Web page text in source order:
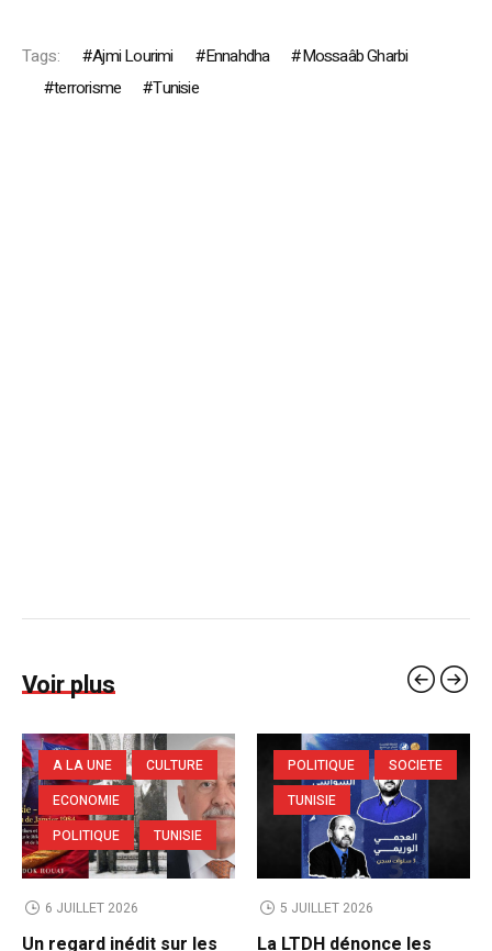
Tags: Ajmi Lourimi Ennahdha
Mossaâb Gharbi
terrorisme
Tunisie
Voir plus
A LA UNE
CULTURE
ECONOMIE
POLITIQUE
TUNISIE
6 JUILLET 2026
Un regard inédit sur les
POLITIQUE
SOCIETE
TUNISIE
5 JUILLET 2026
La LTDH dénonce les